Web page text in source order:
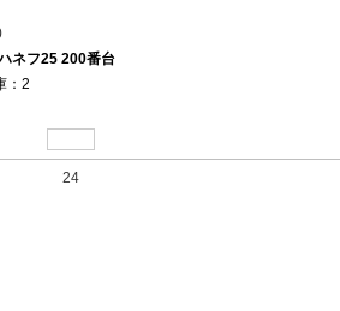
ネフ25 200番台
：2
24